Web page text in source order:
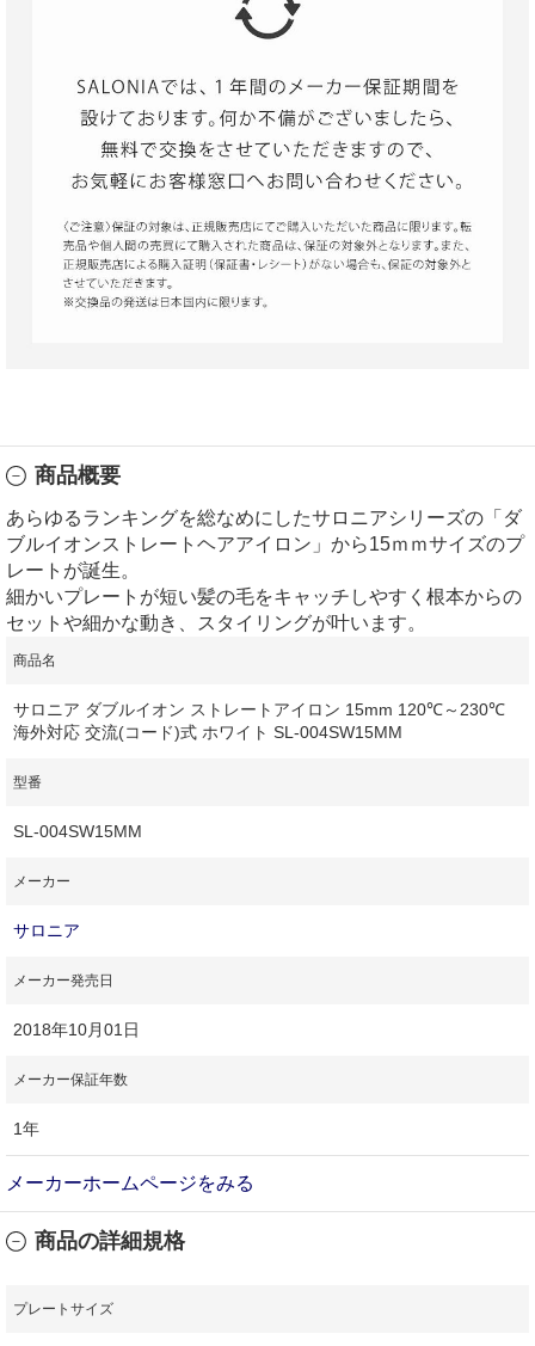
商品概要
あらゆるランキングを総なめにしたサロニアシリーズの「ダ
ブルイオンストレートヘアアイロン」から15ｍｍサイズのプ
レートが誕生。
細かいプレートが短い髪の毛をキャッチしやすく根本からの
セットや細かな動き、スタイリングが叶います。
商品名
サロニア ダブルイオン ストレートアイロン 15mm 120℃～230℃
海外対応 交流(コード)式 ホワイト SL-004SW15MM
型番
SL-004SW15MM
メーカー
サロニア
メーカー発売日
2018年10月01日
メーカー保証年数
1年
メーカーホームページをみる
商品の詳細規格
プレートサイズ